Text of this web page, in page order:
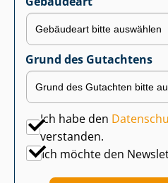
Grund des Gutachtens
Ich habe den
verstanden.
Ich möchte den